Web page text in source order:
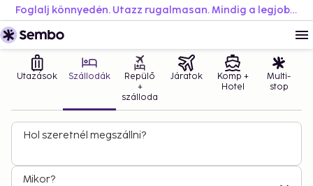
Foglalj könnyedén. Utazz rugalmasan. Mindig a legjobb áron.
Utazások Szállodák
Repülő
+
szálloda
Járatok
Komp +
Hotel
Multi-
stop
Hol szeretnél megszállni?
Mikor?